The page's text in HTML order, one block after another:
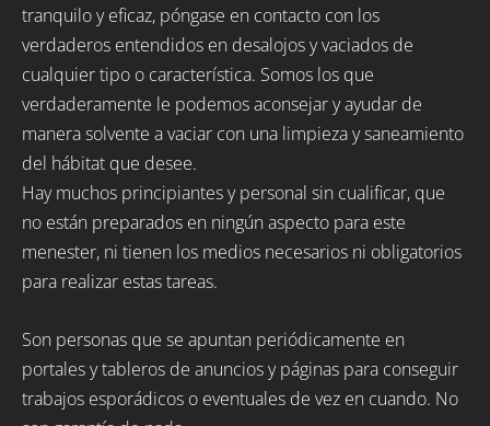
tranquilo y eficaz, póngase en contacto con los
verdaderos entendidos en desalojos y vaciados de
cualquier tipo o característica. Somos los que
verdaderamente le podemos aconsejar y ayudar de
manera solvente a vaciar con una limpieza y saneamiento
del hábitat que desee.
Hay muchos principiantes y personal sin cualificar, que
no están preparados en ningún aspecto para este
menester, ni tienen los medios necesarios ni obligatorios
para realizar estas tareas.
Son personas que se apuntan periódicamente en
portales y tableros de anuncios y páginas para conseguir
trabajos esporádicos o eventuales de vez en cuando. No